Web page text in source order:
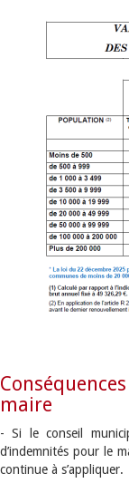
maire
- Si le conseil
d’indemnités pour le
continue à s’appliquer.